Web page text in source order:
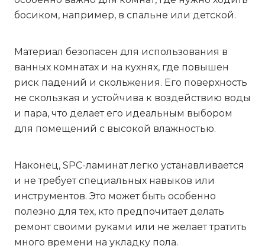
босиком, например, в спальне или детской.
Материал безопасен для использования в
ванных комнатах и на кухнях, где повышен
риск падений и скольжения. Его поверхность
не скользкая и устойчива к воздействию воды
и пара, что делает его идеальным выбором
для помещений с высокой влажностью.
Наконец, SPC-ламинат легко устанавливается
и не требует специальных навыков или
инструментов. Это может быть особенно
полезно для тех, кто предпочитает делать
ремонт своими руками или не желает тратить
много времени на укладку пола.